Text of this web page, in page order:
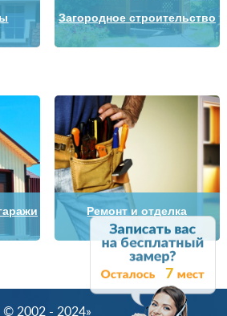
7
Загородное строительство
Ремонт и отделка
© 2002 - 2024»